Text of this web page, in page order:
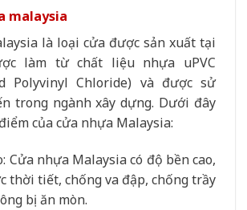
malaysia
là loại cửa được sản xuất tại
làm từ chất liệu nhựa uPVC
Polyvinyl Chloride) và được sử
trong ngành xây dựng. Dưới đây
của cửa nhựa Malaysia:
Cửa nhựa Malaysia có độ bền cao,
thời tiết, chống va đập, chống trầy
bị ăn mòn.